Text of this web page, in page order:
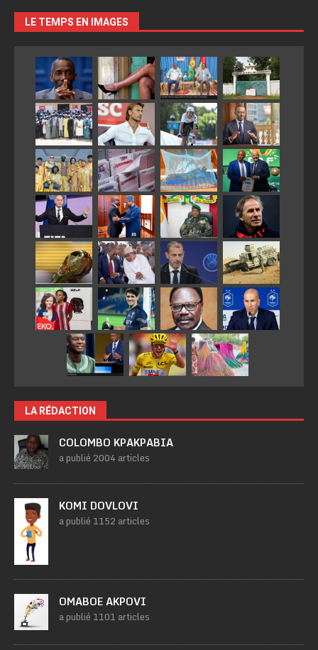
LE TEMPS EN IMAGES
LA RÉDACTION
COLOMBO KPAKPABIA
a publié 2004 articles
KOMI DOVLOVI
a publié 1152 articles
OMABOE AKPOVI
a publié 1101 articles